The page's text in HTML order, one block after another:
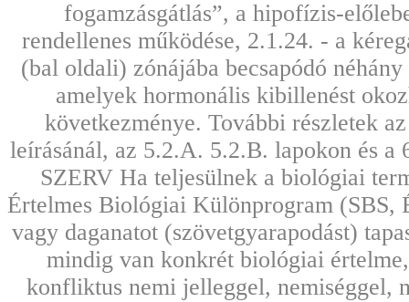
fogamzásgátlás”, a hipofízis-
rendellenes működése, 2.1.24. - a
(bal oldali) zónájába becsapódó
amelyek hormonális kibillenést
következménye. További részletek
leírásánál, az 5.2.A. 5.2.B. lapokon és a
SZERV Ha teljesülnek a biológiai
Értelmes Biológiai Különprogram (SBS,
vagy daganatot (szövetgyarapodást)
mindig van konkrét biológiai
konfliktus nemi jelleggel, nemiséggel,